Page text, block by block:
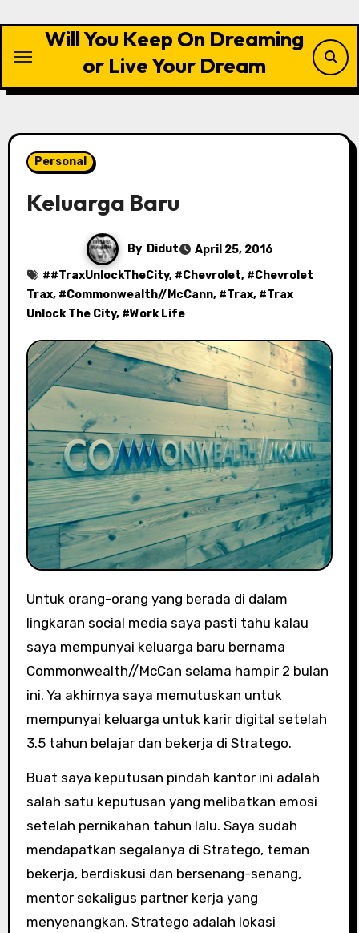
content
Will You Keep On Dreaming
or Live Your Dream
Personal
Keluarga Baru
By Didut
April 25, 2016
##TraxUnlockTheCity, #Chevrolet, #Chevrolet
Trax, #Commonwealth//McCann, #Trax, #Trax
Unlock The City, #Work Life
Untuk orang-orang yang berada di dalam
lingkaran social media saya pasti tahu kalau
saya mempunyai keluarga baru bernama
Commonwealth//McCan selama hampir 2 bulan
ini. Ya akhirnya saya memutuskan untuk
mempunyai keluarga untuk karir digital setelah
3.5 tahun belajar dan bekerja di Stratego.
Buat saya keputusan pindah kantor ini adalah
salah satu keputusan yang melibatkan emosi
setelah pernikahan tahun lalu. Saya sudah
mendapatkan segalanya di Stratego, teman
bekerja, berdiskusi dan bersenang-senang,
mentor sekaligus partner kerja yang
menyenangkan. Stratego adalah lokasi